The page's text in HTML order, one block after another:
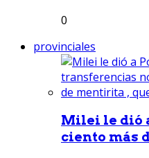
0
provinciales
Milei le dió
ciento más